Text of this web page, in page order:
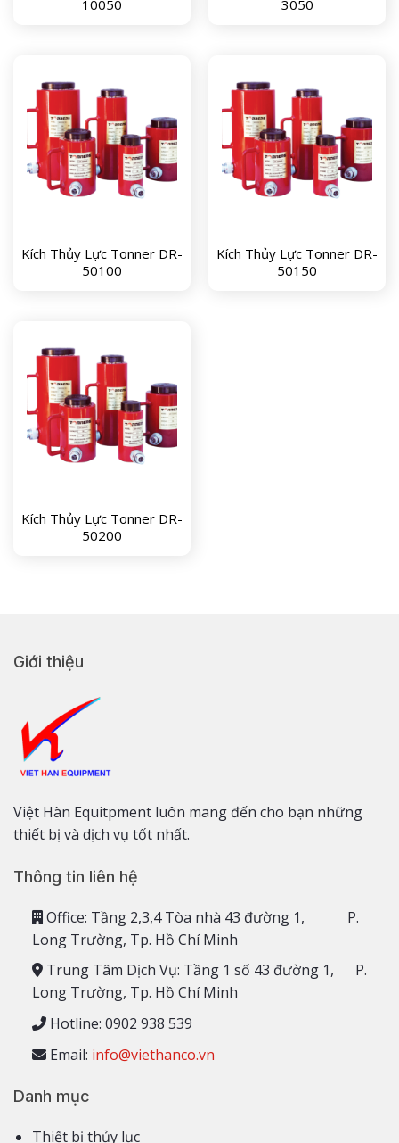
10050
3050
Kích Thủy Lực Tonner DR-
50100
Kích Thủy Lực Tonner DR-
50150
Kích Thủy Lực Tonner DR-
50200
Giới thiệu
Việt Hàn Equitpment luôn mang đến cho bạn những
thiết bị và dịch vụ tốt nhất.
Thông tin liên hệ
Office: Tầng 2,3,4 Tòa nhà 43 đường 1, P.
Long Trường, Tp. Hồ Chí Minh
Trung Tâm Dịch Vụ: Tầng 1 số 43 đường 1, P.
Long Trường, Tp. Hồ Chí Minh
Hotline: 0902 938 539
Email: info@viethanco.vn
Danh mục
Thiết bị thủy lục